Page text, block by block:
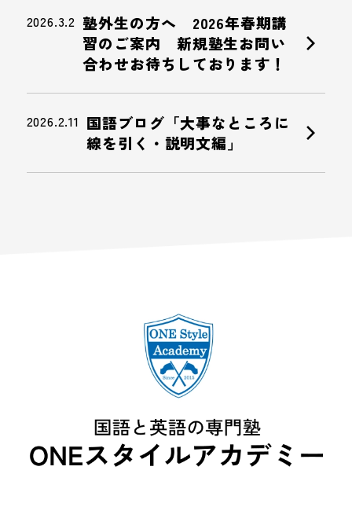
2026.3.2 塾外生の方へ 2026年春期講
習のご案内 新規塾生お問い
合わせお待ちしております！
chevron_right
2026.2.11 国語ブログ「大事なところに
線を引く・説明文編」
chevron_right